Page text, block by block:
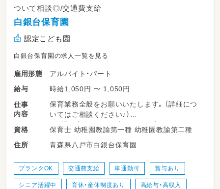
ついて相談◎/交通費支給
白銀台保育園
認定こども園
白銀台保育園の求人一覧を見る
雇用形態
アルバイト・パート
給与
時給1,050円 〜 1,050円
仕事
内容
保育業務全般をお願いいたします。（詳細につ
いてはご相談ください♪）
・園児の安全、保健衛生に関する事項
・園内の清掃など
資格
保育士 幼稚園教諭第一種 幼稚園教諭第二種
住所
青森県八戸市白銀台保育園
ブランクOK 交通費支給 車通勤可 賞与あり
シニア活躍中 育休・産休制度あり 高給与・高収入